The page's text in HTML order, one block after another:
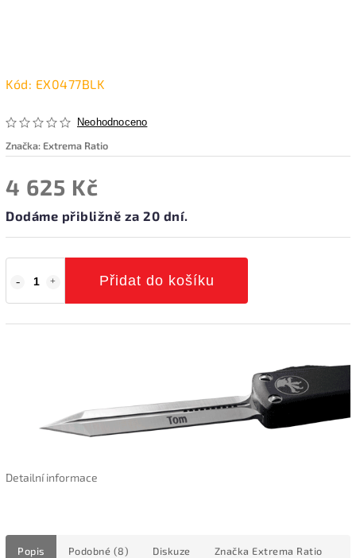
Kód: EX0477BLK
Neohodnoceno
Značka: Extrema Ratio
4 625 Kč
Dodáme přibližně za 20 dní.
Přidat do košíku
Detailní informace
Popis Podobné (8) Diskuze Značka Extrema Ratio